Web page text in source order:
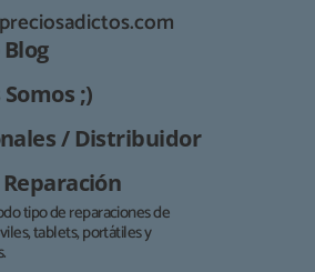
;)
/ Distribuidor
tipo de reparaciones de
tablets, portátiles y